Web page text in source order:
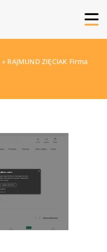
» RAJMUND ZIĘCIAK Firma